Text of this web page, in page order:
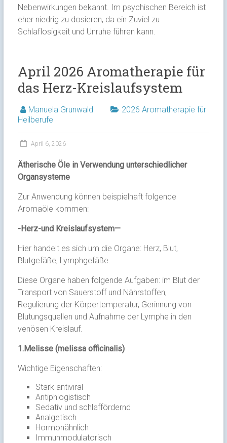
Nebenwirkungen bekannt. Im psychischen Bereich ist
eher niedrig zu dosieren, da ein Zuviel zu
Schlaflosigkeit und Unruhe führen kann.
April 2026 Aromatherapie für
das Herz-Kreislaufsystem
Manuela Grunwald
2026 Aromatherapie für
Heilberufe
April 6, 2026
Ätherische Öle in Verwendung unterschiedlicher
Organsysteme
Zur Anwendung können beispielhaft folgende
Aromaöle kommen:
-Herz-und Kreislaufsystem—
Hier handelt es sich um die Organe: Herz, Blut,
Blutgefäße, Lymphgefäße.
Diese Organe haben folgende Aufgaben: im Blut der
Transport von Sauerstoff und Nährstoffen,
Regulierung der Körpertemperatur, Gerinnung von
Blutungsquellen und Aufnahme der Lymphe in den
venösen Kreislauf.
1.Melisse (melissa officinalis)
Wichtige Eigenschaften:
Stark antiviral
Antiphlogistisch
Sedativ und schlaffördernd
Analgetisch
Hormonähnlich
Immunmodulatorisch